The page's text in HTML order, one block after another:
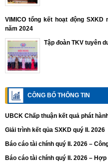
VIMICO tổng kết hoạt động
năm 2024
Tập đoàn TKV tuyên
CÔNG BỐ THÔNG TIN
UBCK Chấp thuận kết quả phát
Giải trình kết qủa SXKD quý II. 2026
Báo cáo tài chính quý II. 2026 –
Báo cáo tài chính quý II. 2026 –